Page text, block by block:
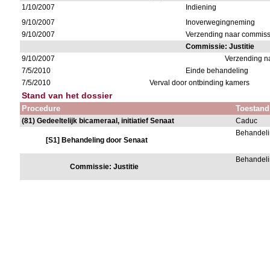
1/10/2007
Indiening
9/10/2007
Inoverwegingneming
9/10/2007
Verzending naar
Commissie: Justitie
9/10/2007
Verzending
7/5/2010
Einde behandeling
7/5/2010
Verval door ontbinding kamers
Stand van het dossier
Procedure Toestand
(81) Gedeeltelijk bicameraal, initiatief Senaat Caduc
[S1] Behandeling door Senaat
Commissie: Justitie